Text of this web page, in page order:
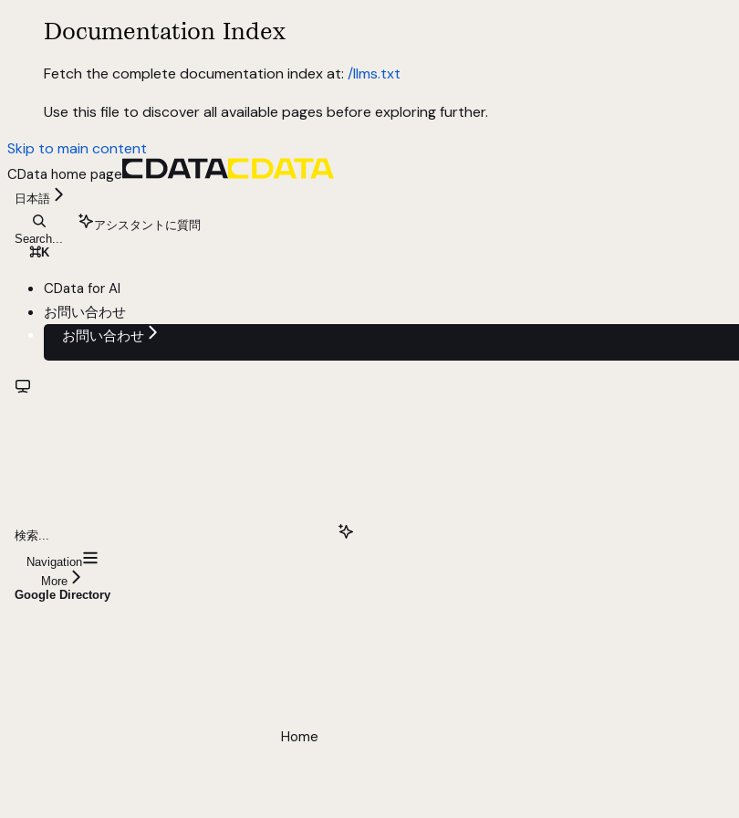
Documentation Index
Fetch the complete documentation index at: /llms.txt
Use this file to discover all available pages before exploring further.
Skip to main content
CData home page
日本語
Search...
⌘K
アシスタントに質問
CData for AI
お問い合わせ
お問い合わせ
検索...
Navigation
More
Google Directory
Home